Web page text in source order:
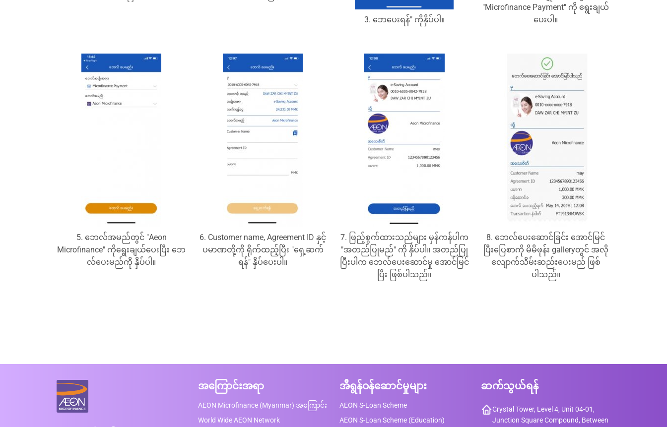
3. ဘေပေးရန်" ကိုနှိပ်ပါ။
"Microfinance Payment" ကို ရွေးချယ်
ပေးပါ။
5. ဘေလ်အမည်တွင် "Aeon
Microfinance" ကိုရွေးချယ်ပေးပြီး ဘေ
လ်ပေးမည်ကို နှိပ်ပါ။
6. Customer name, Agreement ID နှင့်
ပမာဏတို့ကို ရိုက်ထည့်ပြီး "ရှေ့ဆက်
ရန်" နှိပ်ပေးပါ။
7. ဖြည့်စွက်ထားသည်များ မှန်ကန်ပါက
"အတည်ပြုမည်" ကို နှိပ်ပါ။ အတည်ပြု
ပြီးပါက ဘေလ်ပေးဆောင်မှု အောင်မြင်
ပြီး ဖြစ်ပါသည်။
8. ဘေလ်ပေးဆောင်ခြင်း အောင်မြင်
ပြီးပြေစာကို မိမိဖုန်း galleryတွင် အလို
လျောက်သိမ်းဆည်းပေးမည် ဖြစ်
ပါသည်။
အကြောင်းအရာ
AEON Microfinance (Myanmar) အကြောင်း
World Wide AEON Network
အီရွန်ဝန်ဆောင်မှုများ
AEON S-Loan Scheme
AEON S-Loan Scheme (Education)
ဆက်သွယ်ရန်
Crystal Tower, Level 4, Unit 04-01,
Junction Square Compound, Between